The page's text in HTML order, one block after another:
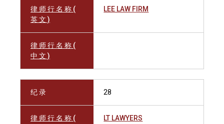
律 师 行 名 称 (
英 文 )
LEE LAW FIRM
律 师 行 名 称 (
中 文 )
纪 录 28
律 师 行 名 称 (
LT LAWYERS